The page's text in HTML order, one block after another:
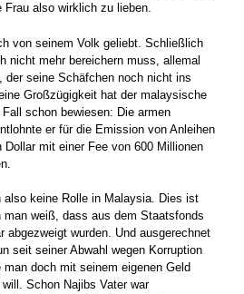
Frau also wirklich zu lieben.
von seinem Volk geliebt. Schließlich
nicht mehr bereichern muss, allemal
der seine Schäfchen noch nicht ins
Großzügigkeit hat der malaysische
schon bewiesen: Die armen
er für die Emission von Anleihen
mit einer Fee von 600 Millionen
keine Rolle in Malaysia. Dies ist
man weiß, dass aus dem Staatsfonds
abgezweigt wurden. Und ausgerechnet
seit seiner Abwahl wegen Korruption
doch mit seinem eigenen Geld
Schon Najibs Vater war